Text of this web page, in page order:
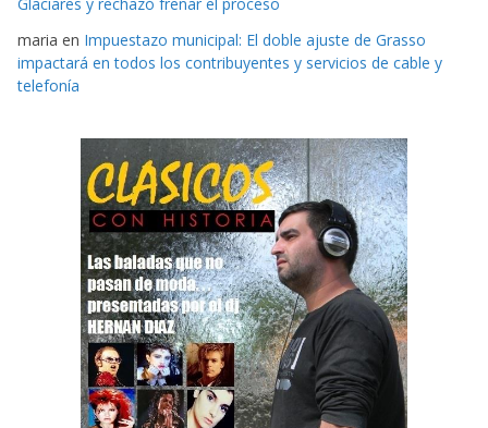
maria en Impuestazo municipal: El doble ajuste de Grasso
impactará en todos los contribuyentes y servicios de cable y
telefonía